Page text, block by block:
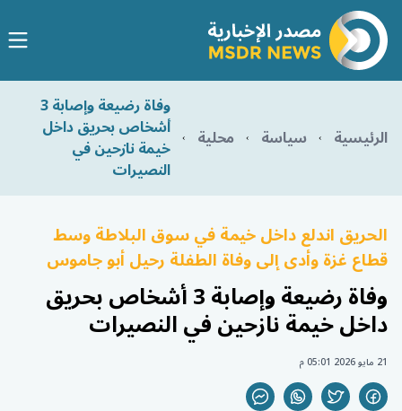
الرئيسية سياسة محلية
وفاة رضيعة وإصابة 3
أشخاص بحريق داخل
خيمة نازحين في
النصيرات
الحريق اندلع داخل خيمة في سوق البلاطة وسط
قطاع غزة وأدى إلى وفاة الطفلة رحيل أبو جاموس
وفاة رضيعة وإصابة 3 أشخاص بحريق
داخل خيمة نازحين في النصيرات
21 مايو 2026 05:01 م